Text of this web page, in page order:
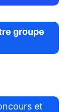
groupe
et